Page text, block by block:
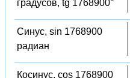
градусов, tg 1768900°
Синус, sin 1768900
радиан
Косинус, cos 1768900